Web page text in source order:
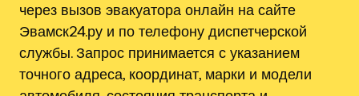
через вызов эвакуатора онлайн на сайте
Эвамск24.ру и по телефону диспетчерской
службы. Запрос принимается с указанием
точного адреса, координат, марки и модели